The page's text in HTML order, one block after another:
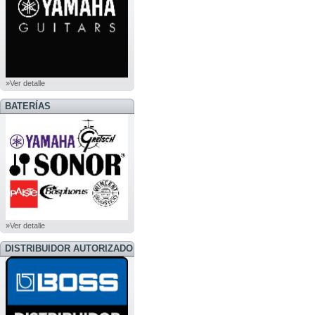
»Ver detalle
BATERÍAS
»Ver detalle
DISTRIBUIDOR AUTORIZADO
BOSS